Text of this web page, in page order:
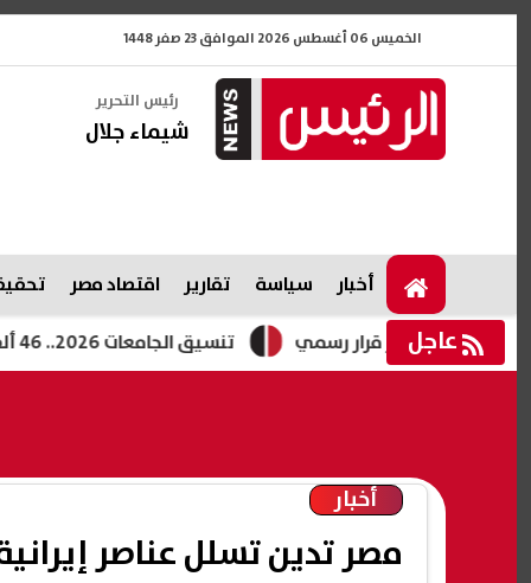
الخميس 06 أغسطس 2026 الموافق 23 صفر 1448
رئيس التحرير
شيماء جلال
أخبار سياسة تقارير اقتصاد مصر
عاجل تنسيق الجامعات 2026.. 46 ألف طالب يسجلون رغبات المرحلة الأولى والتعليم العالي تكشف موعد غلق التسجيل
أخبار
مصر تدين تسلل عناصر